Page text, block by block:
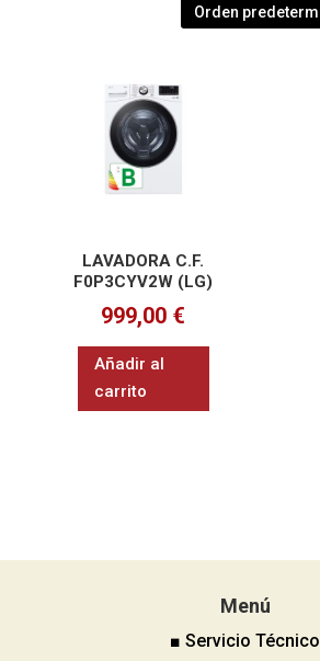
LAVADORA C.F.
F0P3CYV2W (LG)
999,00 €
Añadir al
carrito
Menú
■ Servicio Técnico